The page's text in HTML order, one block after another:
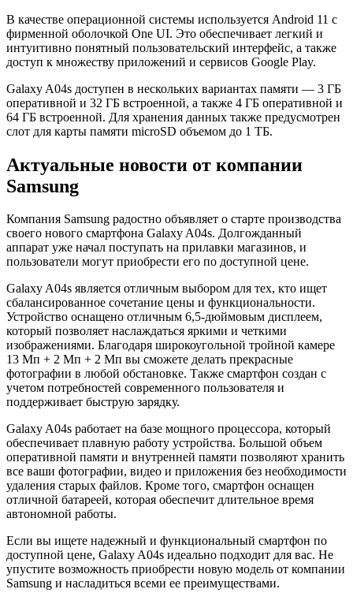
В качестве операционной системы используется Android 11 с
фирменной оболочкой One UI. Это обеспечивает легкий и
интуитивно понятный пользовательский интерфейс, а также
доступ к множеству приложений и сервисов Google Play.
Galaxy A04s доступен в нескольких вариантах памяти — 3 ГБ
оперативной и 32 ГБ встроенной, а также 4 ГБ оперативной и
64 ГБ встроенной. Для хранения данных также предусмотрен
слот для карты памяти microSD объемом до 1 ТБ.
Актуальные новости от компании
Samsung
Компания Samsung радостно объявляет о старте производства
своего нового смартфона Galaxy A04s. Долгожданный
аппарат уже начал поступать на прилавки магазинов, и
пользователи могут приобрести его по доступной цене.
Galaxy A04s является отличным выбором для тех, кто ищет
сбалансированное сочетание цены и функциональности.
Устройство оснащено отличным 6,5-дюймовым дисплеем,
который позволяет наслаждаться яркими и четкими
изображениями. Благодаря широкоугольной тройной камере
13 Мп + 2 Мп + 2 Мп вы сможете делать прекрасные
фотографии в любой обстановке. Также смартфон создан с
учетом потребностей современного пользователя и
поддерживает быструю зарядку.
Galaxy A04s работает на базе мощного процессора, который
обеспечивает плавную работу устройства. Большой объем
оперативной памяти и внутренней памяти позволяют хранить
все ваши фотографии, видео и приложения без необходимости
удаления старых файлов. Кроме того, смартфон оснащен
отличной батареей, которая обеспечит длительное время
автономной работы.
Если вы ищете надежный и функциональный смартфон по
доступной цене, Galaxy A04s идеально подходит для вас. Не
упустите возможность приобрести новую модель от компании
Samsung и насладиться всеми ее преимуществами.